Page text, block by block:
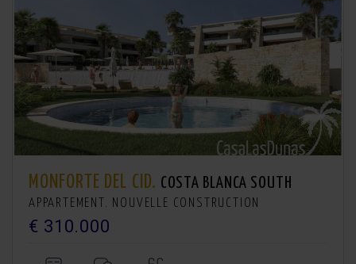
MONFORTE DEL CID. COSTA BLANCA SOUTH
APPARTEMENT. NOUVELLE CONSTRUCTION
€ 310.000